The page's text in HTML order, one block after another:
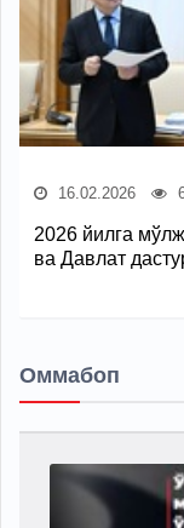
16.02.2026
2026 йилга
ва Давлат
Оммабоп